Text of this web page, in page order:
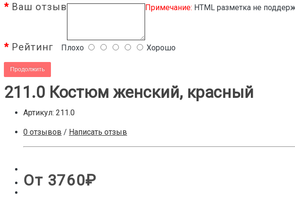
Ваш отзыв
Примечание: HTML разметка не
Рейтинг Плохо Хорошо
Продолжить
211.0 Костюм женский, красный
Артикул: 211.0
0 отзывов / Написать отзыв
От 3760₽